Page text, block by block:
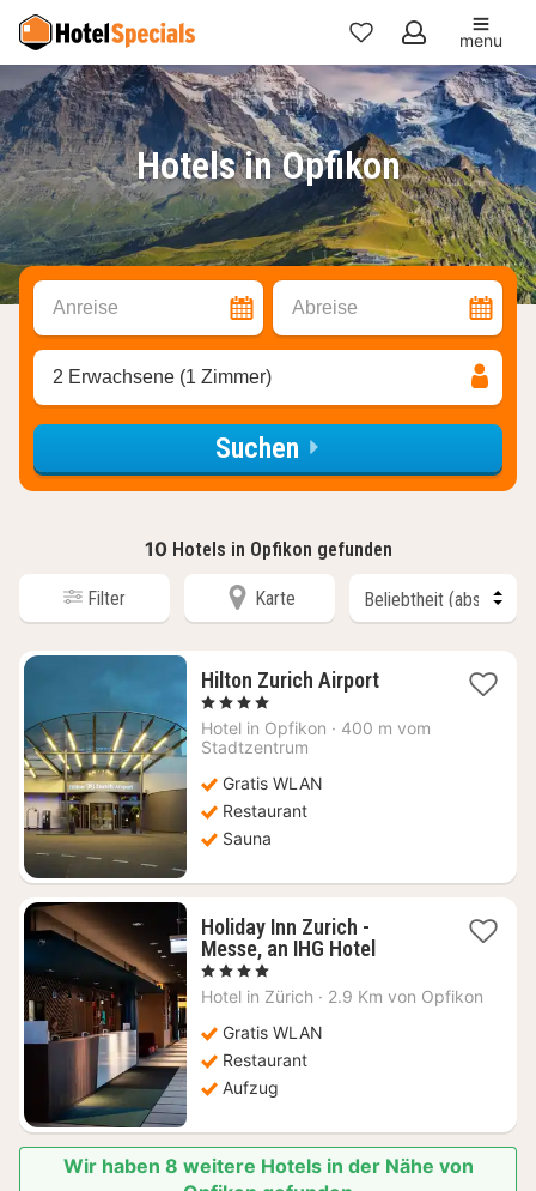
Meine
Favoriten
menu
Hotels in Opfikon
Anreise Abreise
2 Erwachsene (1 Zimmer)
Suchen
10 Hotels in Opfikon gefunden
Filter Karte
Hilton Zurich Airport1
ab
, 4 Sterne
Hotel in Opfikon · 400 m vom
Stadtzentrum
Gratis WLAN
Restaurant
Sauna
Holiday Inn Zurich -
Messe, an IHG Hotel1
ab
, 4 Sterne
Hotel in Zürich · 2.9 Km von Opfikon
Gratis WLAN
Restaurant
Aufzug
Wir haben 8 weitere Hotels in der Nähe von